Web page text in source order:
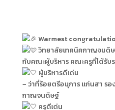
Warmest
วทยาลัยเทคนิคกาญจนดิ
กับคณะผู้บริหาร คณะครูที่ได้รับ
ผู้บริหารดีเด่น
– ว่าที่ร้อยตรีอนุการ แก่นสา ร
กาญจนดิษฐ์
ครูดีเด่น